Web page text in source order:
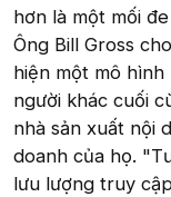
hơn là một mối
Ông Bill Gross
hiện một mô
người khác cuối
nhà sản xuất nội
doanh của họ.
lưu lượng truy